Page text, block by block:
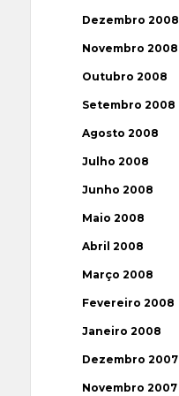
Dezembro 2008
Novembro 2008
Outubro 2008
Setembro 2008
Agosto 2008
Julho 2008
Junho 2008
Maio 2008
Abril 2008
Março 2008
Fevereiro 2008
Janeiro 2008
Dezembro 2007
Novembro 2007